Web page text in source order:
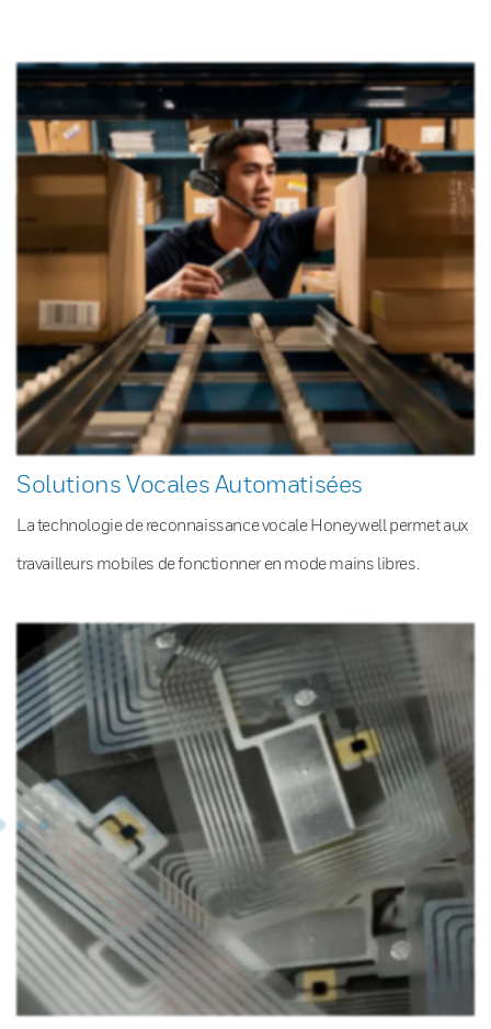
Solutions Vocales Automatisées
La technologie de reconnaissance vocale Honeywell permet aux
travailleurs mobiles de fonctionner en mode mains libres.